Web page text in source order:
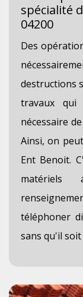
spécialité
04200
Des
destructions
travaux
nécessaire
Ainsi, on
Ent Benoit.
matériels
téléphoner
sans qu'il